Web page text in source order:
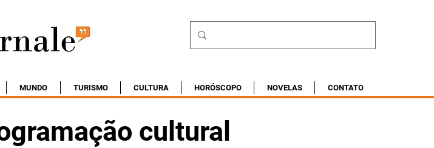
MUNDO TURISMO CULTURA HORÓSCOPO NOVELAS CONTATO
cultural